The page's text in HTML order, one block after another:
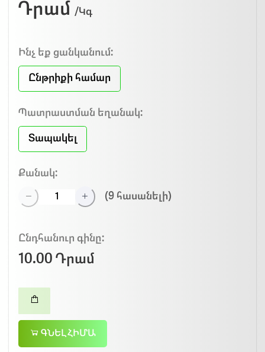
Դրամ /Կգ
Ինչ եք ցանկանում:
Ընթրիքի համար
Պատրաստման եղանակ:
Տապակել
Քանակ:
(9 հասանելի)
Ընդհանուր գինը:
10.00 Դրամ
ԳՆԵԼ ՀԻՄԱ